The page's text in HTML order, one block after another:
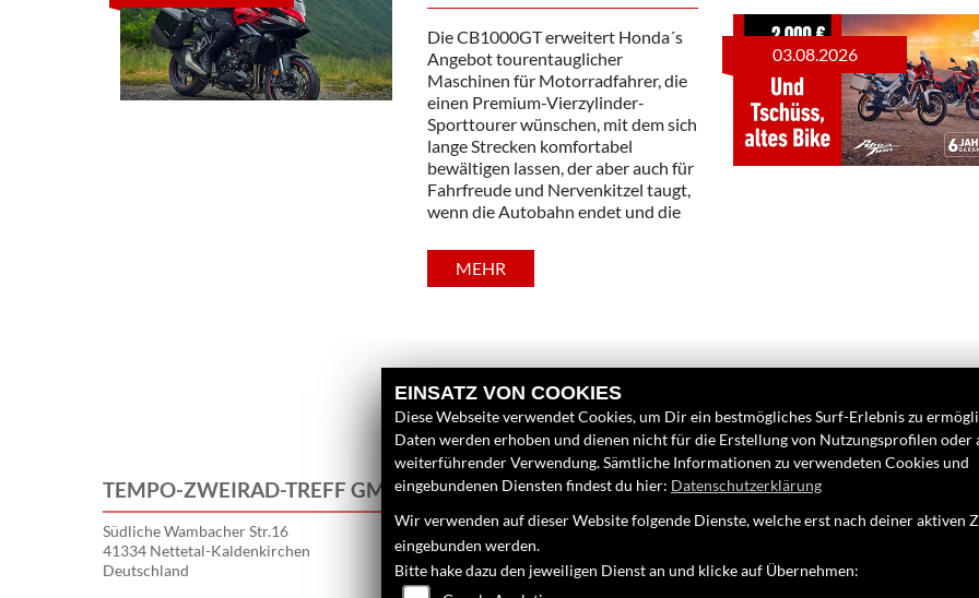
Die CB1000GT erweitert Honda´s
Angebot tourentauglicher
Maschinen für Motorradfahrer, die
einen Premium-Vierzylinder-
Sporttourer wünschen, mit dem sich
lange Strecken komfortabel
bewältigen lassen, der aber auch für
Fahrfreude und Nervenkitzel taugt,
wenn die Autobahn endet und die
MEHR
03.08.2026
TEMPO-ZWEIRAD-TREFF GMBH
Südliche Wambacher Str.16
41334 Nettetal-Kaldenkirchen
Deutschland
LINKS
Unternehmen
EINSATZ VON COOKIES
Diese Webseite verwendet Cookies, um Dir ein bestmögliches Surf-Erlebnis zu
Daten werden erhoben und dienen nicht für die Erstellung von Nutzungsprofilen oder
weiterführender Verwendung. Sämtliche Informationen zu verwendeten Cookies und
eingebundenen Diensten findest du hier: Datenschutzerklärung
Wir verwenden auf dieser Website folgende Dienste, welche erst nach deiner aktiven
eingebunden werden.
Bitte hake dazu den jeweiligen Dienst an und klicke auf Übernehmen: